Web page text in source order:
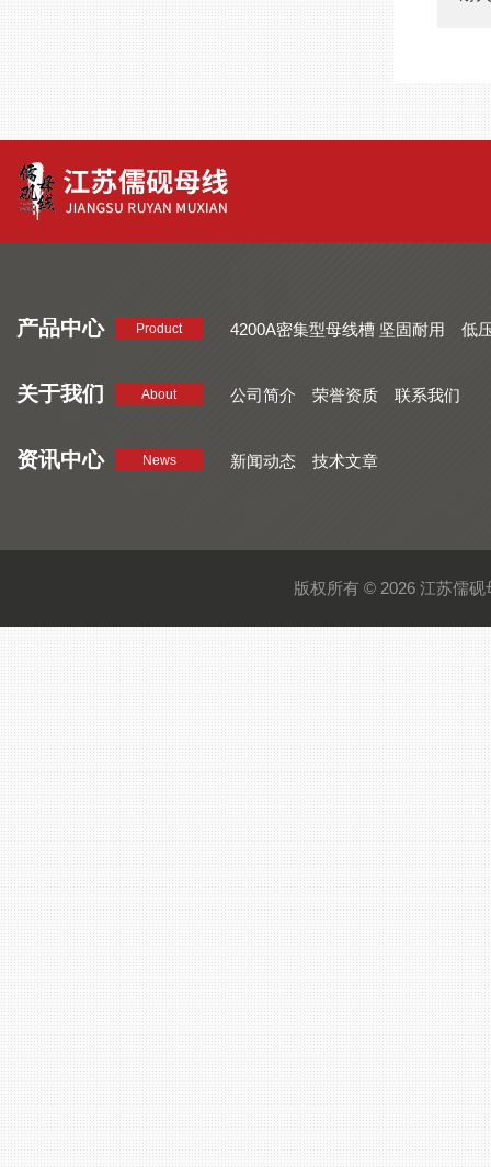
产品中心 Product 4200A密集型母线槽 坚固耐用
低
关于我们 About 公司简介 荣誉资质 联系我们
资讯中心 News 新闻动态 技术文章
版权所有 © 2026 江苏儒